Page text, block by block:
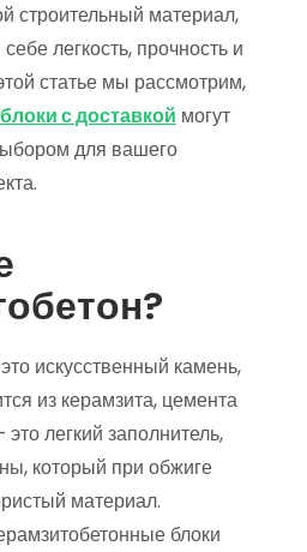
строительный материал,
легкость, прочность и
статье мы рассмотрим,
с доставкой могут
для вашего
искусственный камень,
из керамзита, цемента
легкий заполнитель,
который при обжиге
материал.
блоки